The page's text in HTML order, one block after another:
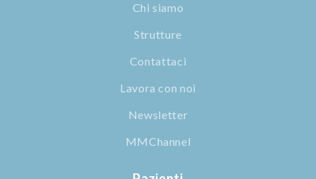
Chi siamo
Strutture
Contattaci
Lavora con noi
Newsletter
MMChannel